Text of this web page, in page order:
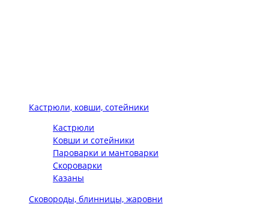
Кастрюли, ковши, сотейники
Кастрюли
Ковши и сотейники
Пароварки и мантоварки
Скороварки
Казаны
Сковороды, блинницы, жаровни